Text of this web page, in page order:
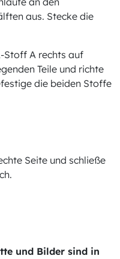
aus. Stecke die
Stoff A rechts auf
Teile und richte
die beiden Stoffe
Seite und schließe
und Bilder sind in